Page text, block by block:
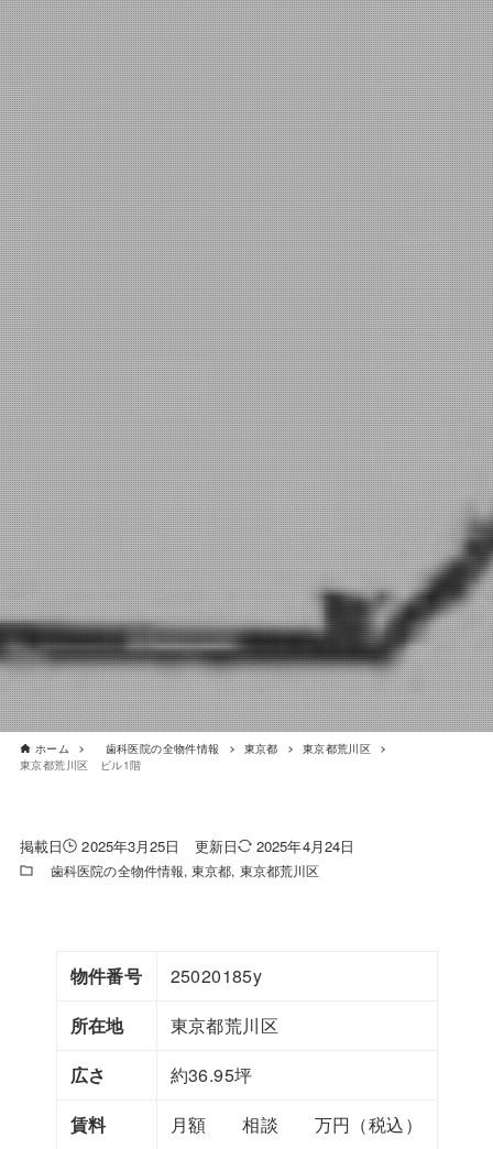
ホーム 歯科医院の全物件情報 東京都
東京都荒川区
東京都荒川区 ビル1階
2025年3月25日 2025年4月24日
歯科医院の全物件情報 東京都 東京都荒川区
物件番号
25020185y
所在地
東京都荒川区
広さ
約36.95坪
賃料
月額 相談 万円（税込）